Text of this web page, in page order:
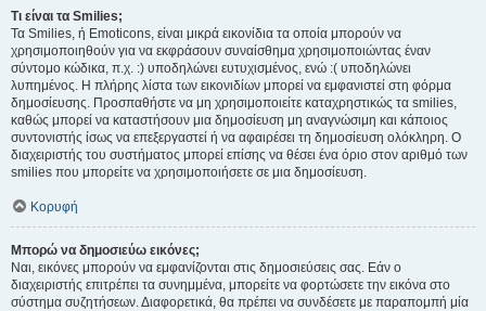
Τι είναι τα Smilies;
Τα Smilies, ή Emoticons, είναι μικρά εικονίδια τα οποία μπορούν να
χρησιμοποιηθούν για να εκφράσουν συναίσθημα χρησιμοποιώντας έναν
σύντομο κώδικα, π.χ. :) υποδηλώνει ευτυχισμένος, ενώ :( υποδηλώνει
λυπημένος. Η πλήρης λίστα των εικονιδίων μπορεί να εμφανιστεί στη φόρμα
δημοσίευσης. Προσπαθήστε να μη χρησιμοποιείτε καταχρηστικώς τα smilies,
καθώς μπορεί να καταστήσουν μια δημοσίευση μη αναγνώσιμη και κάποιος
συντονιστής ίσως να επεξεργαστεί ή να αφαιρέσει τη δημοσίευση ολόκληρη. Ο
διαχειριστής του συστήματος μπορεί επίσης να θέσει ένα όριο στον αριθμό των
smilies που μπορείτε να χρησιμοποιήσετε σε μια δημοσίευση.
Κορυφή
Μπορώ να δημοσιεύω εικόνες;
Ναι, εικόνες μπορούν να εμφανίζονται στις δημοσιεύσεις σας. Εάν ο
διαχειριστής επιτρέπει τα συνημμένα, μπορείτε να φορτώσετε την εικόνα στο
σύστημα συζητήσεων. Διαφορετικά, θα πρέπει να συνδέσετε με παραπομπή μία